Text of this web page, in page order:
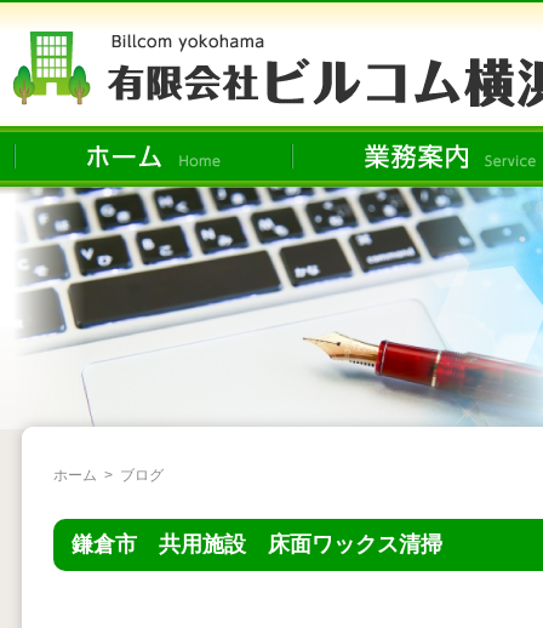
ホーム > ブログ
鎌倉市 共用施設 床面ワックス清掃